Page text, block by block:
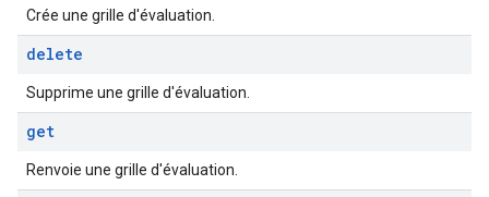
Crée une grille d'évaluation.
delete
Supprime une grille d'évaluation.
get
Renvoie une grille d'évaluation.